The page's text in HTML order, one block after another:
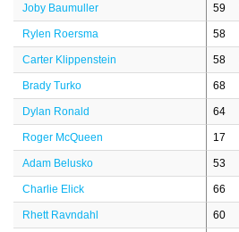
Joby Baumuller 59
Rylen Roersma 58
Carter Klippenstein 58
Brady Turko 68
Dylan Ronald 64
Roger McQueen 17
Adam Belusko 53
Charlie Elick 66
Rhett Ravndahl 60